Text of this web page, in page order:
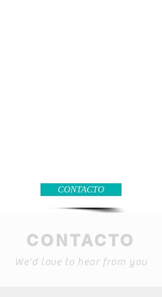
CONTACTO
CONTACTO
We'd love to hear from you